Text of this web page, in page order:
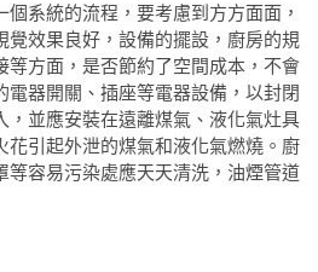
個系統的流程，要考慮到方方面面，
覺效果良好，設備的擺設，廚房的規
等方面，是否節約了空間成本，不會
電器開關、插座等電器設備，以封閉
，並應安裝在遠離煤氣、液化氣灶具
花引起外泄的煤氣和液化氣燃燒。廚
等容易污染處應天天清洗，油煙管道